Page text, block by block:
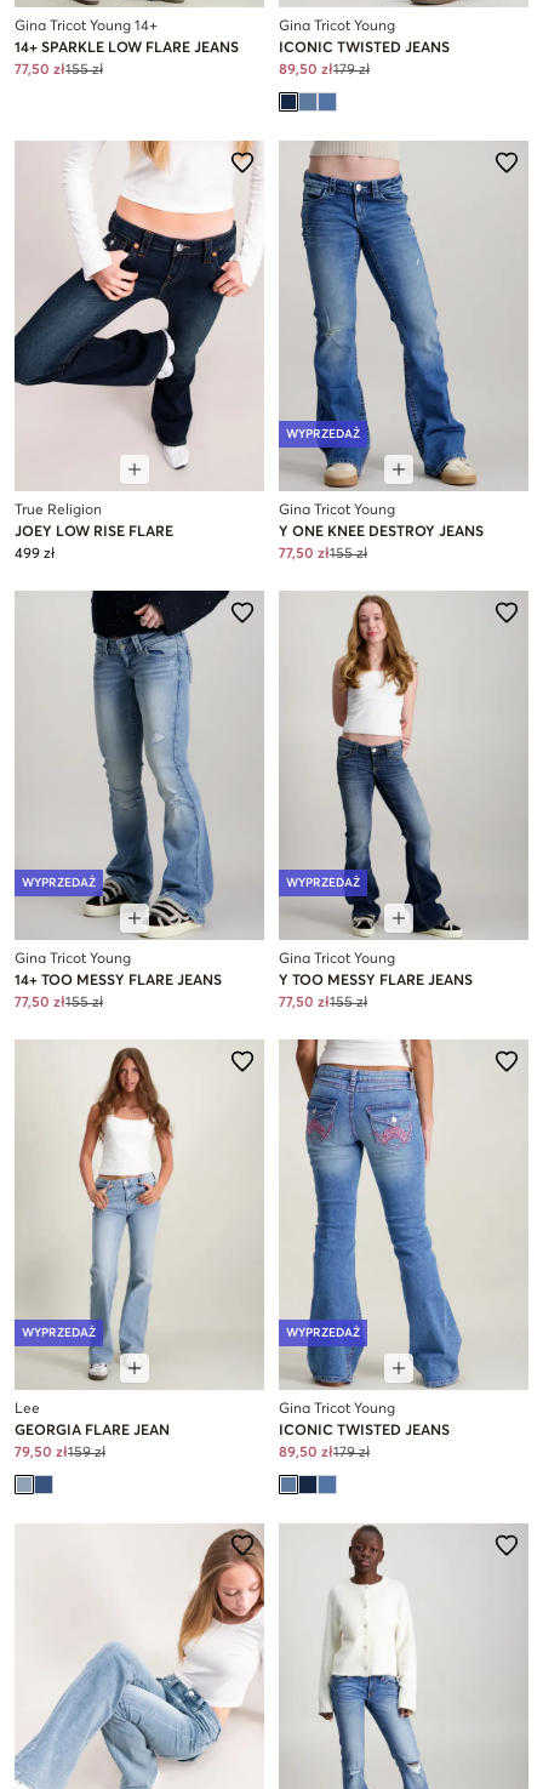
Gina Tricot Young 14+
14+ SPARKLE LOW FLARE JEANS
77,50 zł155 zł
Gina Tricot Young
ICONIC TWISTED JEANS
89,50 zł179 zł
True Religion
JOEY LOW RISE FLARE
499 zł
WYPRZEDAŻ
Gina Tricot Young
Y ONE KNEE DESTROY JEANS
77,50 zł155 zł
WYPRZEDAŻ
Gina Tricot Young
14+ TOO MESSY FLARE JEANS
77,50 zł155 zł
WYPRZEDAŻ
Gina Tricot Young
Y TOO MESSY FLARE JEANS
77,50 zł155 zł
WYPRZEDAŻ
Lee
GEORGIA FLARE JEAN
79,50 zł159 zł
WYPRZEDAŻ
Gina Tricot Young
ICONIC TWISTED JEANS
89,50 zł179 zł